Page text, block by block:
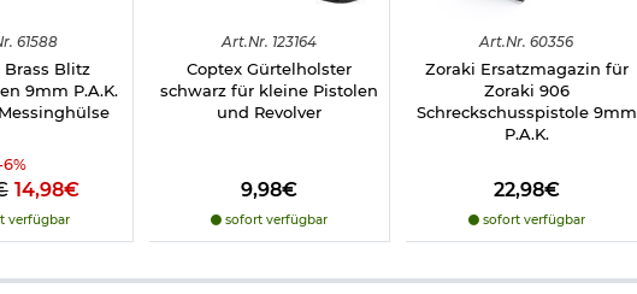
61588
Brass Blitz
9mm P.A.K.
6%
14,98€
verfügbar
Art.Nr. 123164
Coptex Gürtelholster
schwarz für kleine Pistolen
und Revolver
9,98€
sofort verfügbar
Art.Nr. 60356
Zoraki Ersatzmagazin für
Zoraki 906
Schreckschusspistole 9mm
P.A.K.
22,98€
sofort verfügbar